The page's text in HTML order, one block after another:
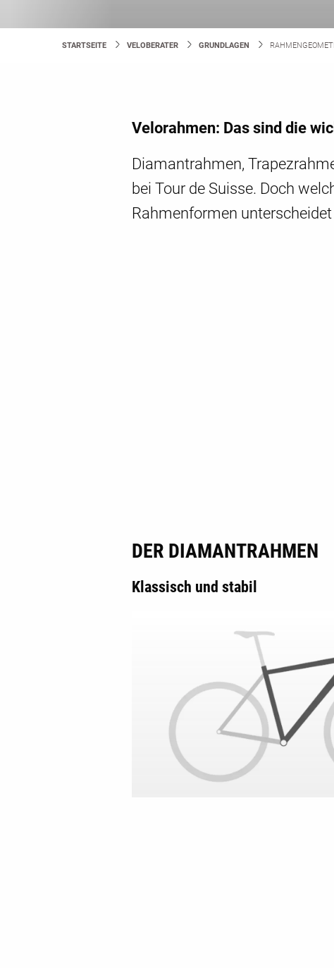
STARTSEITE VELOBERATER GRUNDLAGEN CURRENT:
Velorahmen: Das sind die
Diamantrahmen,
bei Tour de Suisse. Doch
Rahmenformen
DER DIAMANTRAHMEN
Klassisch und stabil